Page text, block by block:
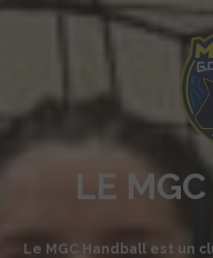
LE
Le MGC Handball est un